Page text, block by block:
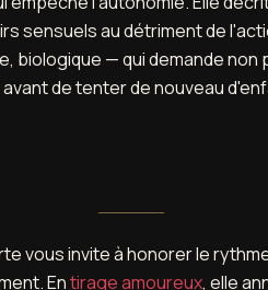
sensuels au détriment de
— qui demande non
de tenter de nouveau
vous invite à honorer le
Entirage amoureux, elle